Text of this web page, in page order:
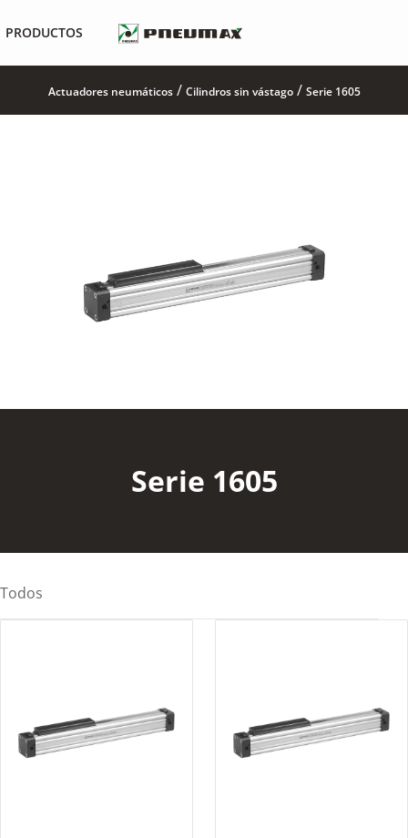
PRODUCTOS
Actuadores neumáticos/ Cilindros sin vástago/ Serie 1605
Serie 1605
Todos